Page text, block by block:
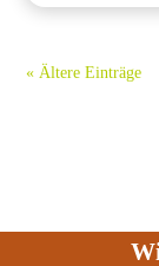
« Ältere Einträge